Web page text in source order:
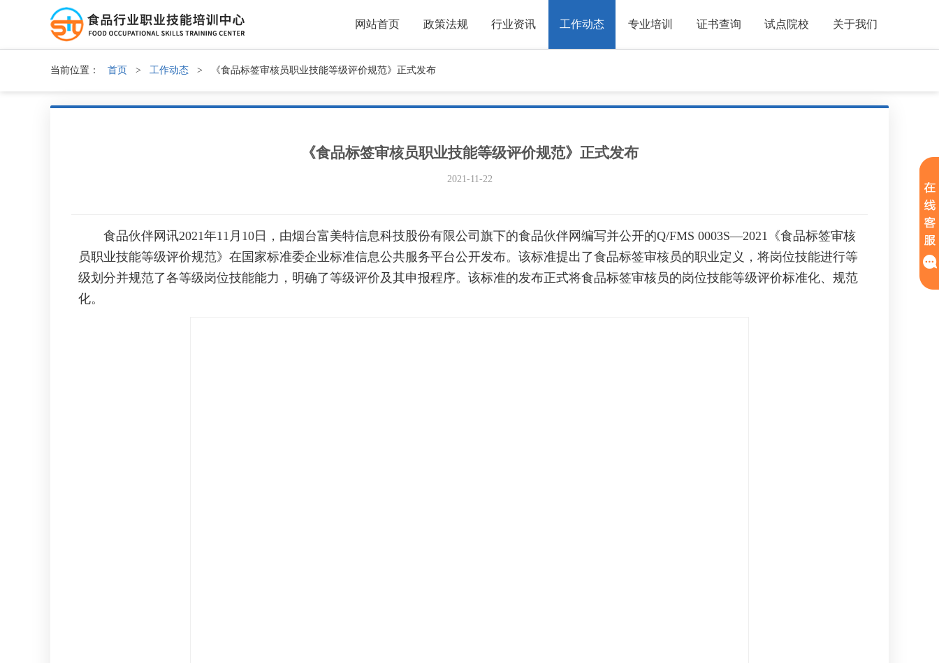
网站首页 政策法规 行业资讯 工作动态 专业培训 证书查询 试点院校 关于我们
当前位置： 首页 > 工作动态 > 《食品标签审核员职业技能等级评价规范》正式发布
《食品标签审核员职业技能等级评价规范》正式发布
2021-11-22
食品伙伴网讯2021年11月10日，由烟台富美特信息科技股份有限公司旗下的食品伙伴网编写并公开的Q/FMS 0003S—2021《食品标签审核
员职业技能等级评价规范》在国家标准委企业标准信息公共服务平台公开发布。该标准提出了食品标签审核员的职业定义，将岗位技能进行等
级划分并规范了各等级岗位技能能力，明确了等级评价及其申报程序。该标准的发布正式将食品标签审核员的岗位技能等级评价标准化、规范
化。